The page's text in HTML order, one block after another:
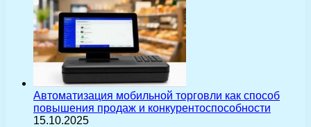
Автоматизация мобильной торговли как способ
повышения продаж и конкурентоспособности
15.10.2025